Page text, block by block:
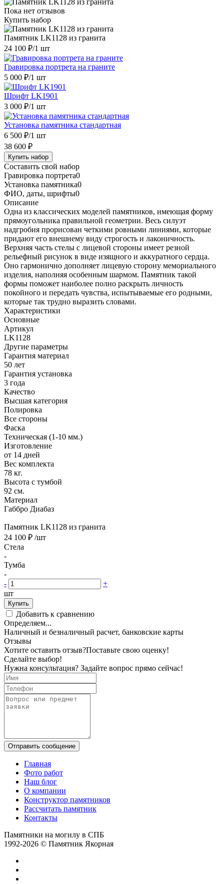
Пока нет отзывов
Купить набор
Памятник LK1128 из гранита
24 100 ₽/1 шт
Гравировка портрета на граните
5 000 ₽/1 шт
Шрифт LK1901
3 000 ₽/1 шт
Установка памятника стандартная
6 500 ₽/1 шт
38 600 ₽
Купить набор
Составить свой набор
Гравировка портрета0
Установка памятника0
ФИО, даты, шрифты0
Описание
Одна из классических моделей памятников, имеющая форму
прямоугольника правильной геометрии. Весь силуэт
надгробия прорисован четкими ровными линиями, которые
придают его внешнему виду строгость и лаконичность.
Верхняя часть стелы с лицевой стороны имеет резной
рельефный рисунок в виде изящного и аккуратного сердца.
Оно гармонично дополняет лицевую сторону мемориального
изделия, наполняя особенным шармом. Памятник такой
формы поможет наиболее полно раскрыть личность
покойного и передать чувства, испытываемые его родными,
которые так трудно выразить словами.
Характеристики
Основные
Артикул
LK1128
Другие параметры
Гарантия материал
50 лет
Гарантия установка
3 года
Качество
Высшая категория
Полировка
Все стороны
Фаска
Техническая (1-10 мм.)
Изготовление
от 14 дней
Вес комплекта
78 кг.
Высота с тумбой
92 см.
Материал
Габбро Диабаз
Памятник LK1128 из гранита
24 100 ₽ /шт
Стела
-
Тумба
-
-
+
шт
Купить
Добавить к сравнению
Определяем...
Наличный и безналичный расчет, банковские карты
Отзывы
Хотите оставить отзыв?Поставьте свою оценку!
Сделайте выбор!
Нужна консультация? Задайте вопрос прямо сейчас!
Отправить сообщение
Главная
Фото работ
Наш блог
О компании
Конструктор памятников
Рассчитать памятник
Контакты
Памятники на могилу в СПБ
1992-2026 © Памятник Якорная